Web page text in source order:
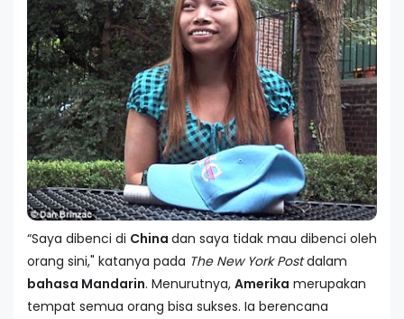
“Saya dibenci di China dan saya tidak mau dibenci oleh
orang sini," katanya pada The New York Postdalam
bahasa Mandarin. Menurutnya, Amerika merupakan
tempat semua orang bisa sukses. Ia berencana